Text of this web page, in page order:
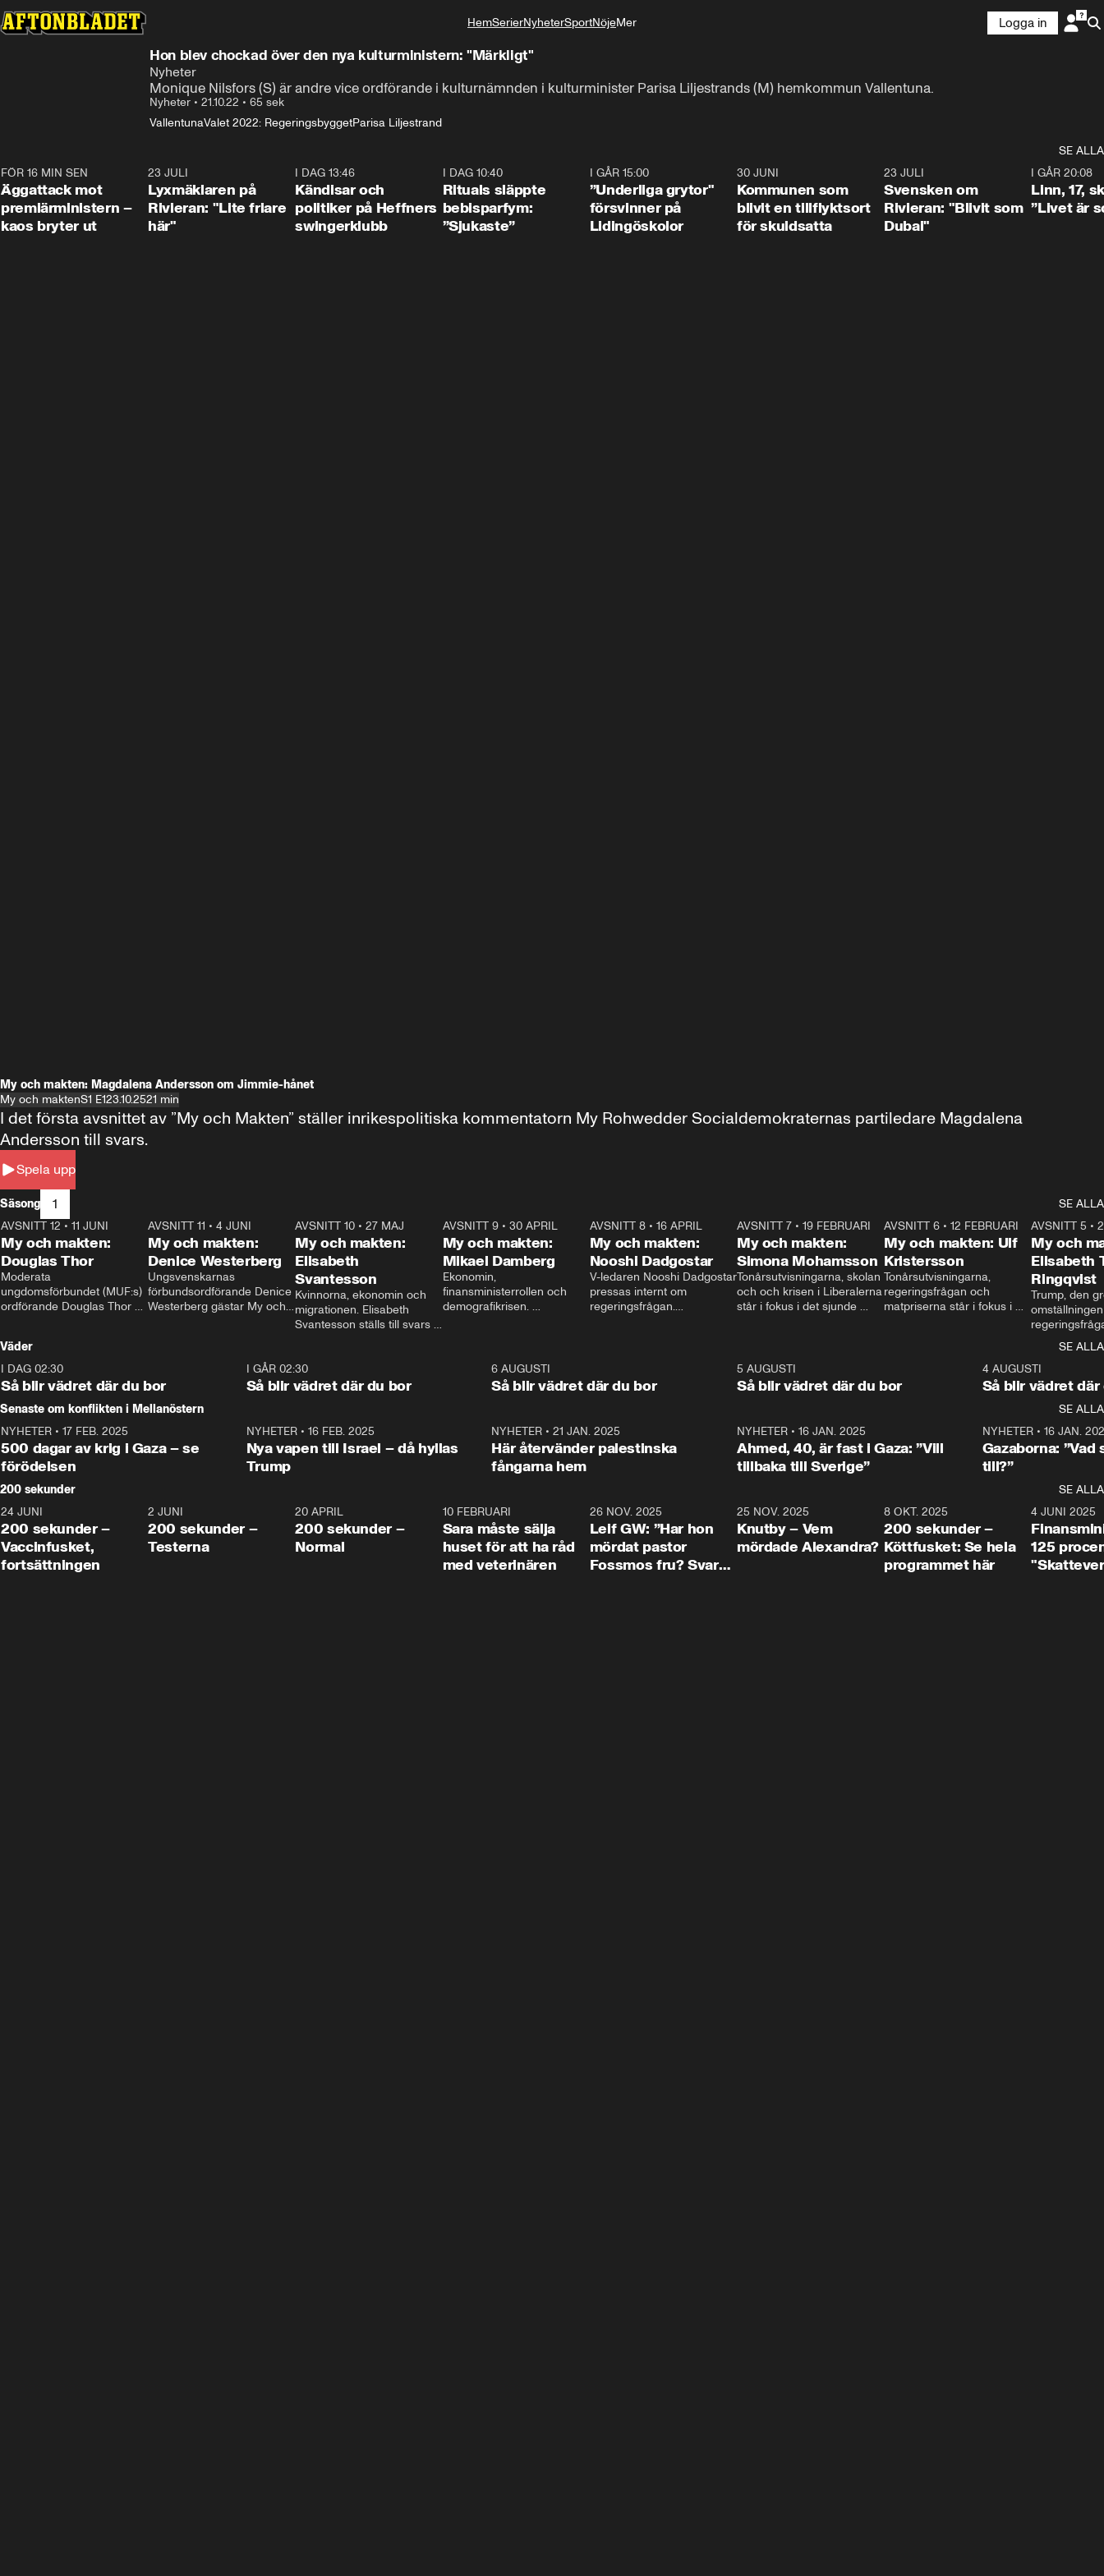
HemSerierNyheterSportNöjeMer
Logga in
Hon blev chockad över den nya kulturministern: "Märkligt"
Nyheter
Monique Nilsfors (S) är andre vice ordförande i kulturnämnden i kulturminister Parisa Liljestrands (M) hemkommun Vallentuna.
Nyheter • 21.10.22 • 65 sek
VallentunaValet 2022: RegeringsbyggetParisa Liljestrand
SE ALLA
0:37
FÖR 16 MIN SEN
Äggattack mot
premiärministern –
kaos bryter ut
23 JULI
Lyxmäklaren på
Rivieran: "Lite friare
här"
I DAG 13:46
Kändisar och
politiker på Heffners
swingerklubb
I DAG 10:40
Rituals släppte
bebisparfym:
”Sjukaste”
I GÅR 15:00
”Underliga grytor"
försvinner på
Lidingöskolor
1:24
30 JUNI
Kommunen som
blivit en tillflyktsort
för skuldsatta
23 JULI
Svensken om
Rivieran: "Blivit som
Dubai"
I GÅR 20:08
Linn, 17,
”Livet är
My och makten: Magdalena Andersson om Jimmie-hånet
My och maktenS1 E123.10.2521 min
Spela upp
I det första avsnittet av ”My och Makten” ställer inrikespolitiska kommentatorn My Rohwedder Socialdemokraternas partiledare Magdalena
Andersson till svars.
Säsong 1
SE ALLA
26:27
AVSNITT 12 • 11 JUNI
My och makten:
Douglas Thor
Moderata
ungdomsförbundet (MUF:s)
ordförande Douglas Thor
tonårsutvisningarna och hur
Moderaterna ska locka
väljare till valet i höst.
23:40
AVSNITT 11 •4 JUNI
My och makten:
Denice Westerberg
Ungsvenskarnas
förbundsordförande Denice
Westerberg gästar My och
AVSNITT 10 •27 MAJ
My och makten:
Elisabeth
Svantesson
Kvinnorna, ekonomin och
migrationen. Elisabeth
Svantesson ställs till svars
AVSNITT 9• 30 APRIL
My och makten:
Mikael Damberg
Ekonomin,
finansministerrollen och
demografikrisen.
och Makten.
AVSNITT 8• 16 APRIL
My och makten:
Nooshi Dadgostar
V-ledaren Nooshi Dadgostar
pressas internt om
regeringsfrågan.
– Vi ställer upp i val. Ska vi
vara med så sitter vi förstås
24:30
AVSNITT 7• 19 FEBRUARI
My och makten:
Simona Mohamsson
Tonårsutvisningarna, skolan
och och krisen i Liberalerna
står i fokus i det sjunde
kommentator My
Rohwedder ställer
utbildnings- och
Mohamsson till svars.
27:30
AVSNITT 6 •12 FEBRUARI
My och makten: Ulf
Kristersson
Tonårsutvisningarna,
regeringsfrågan och
matpriserna står i fokus i
Rohwedder ställer
statsminister Ulf Kristersson
AVSNITT 5 •
My och
Elisabeth
Ringqvist
Trump, den
centrum i
avsnittet av
Makten”. Se
Aftonbladets
Rohwedder
Thand Ring
Väder
SE ALLA
I DAG 02:30
Så blir vädret där du bor
1:06
I GÅR 02:30
Så blir vädret där du bor
6 AUGUSTI
Så blir vädret där du bor
5 AUGUSTI
Så blir vädret där du bor
4 AUGUSTI
Så blir vädret där
Senaste om konflikten i Mellanöstern
SE ALLA
NYHETER • 17 FEB. 2025
500 dagar av krig i Gaza – se
förödelsen
NYHETER• 16 FEB. 2025
Nya vapen till Israel – då hyllas
Trump
NYHETER •21 JAN. 2025
Här återvänder palestinska
fångarna hem
NYHETER• 16 JAN. 2025
Ahmed, 40, är fast i Gaza: ”Vill
tillbaka till Sverige”
NYHETER• 16 JAN.
Gazaborna:
till?”
200 sekunder
SE ALLA
5:00
24 JUNI
200 sekunder –
Vaccinfusket,
fortsättningen
4:23
2 JUNI
200 sekunder –
Testerna
20 APRIL
200 sekunder –
Normal
10 FEBRUARI
Sara måste sälja
huset för att ha råd
med veterinären
26 NOV. 2025
Leif GW: ”Har hon
mördat pastor
Fossmos fru? Svar
31:05
25 NOV. 2025
Knutby – Vem
mördade Alexandra?
4:29
8 OKT. 2025
200 sekunder –
Köttfusket: Se hela
programmet här
4 JUNI 2025
125